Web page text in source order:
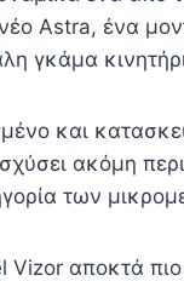
Astra, ένα
γκάμα
και
ακόμη
των
αποκτά